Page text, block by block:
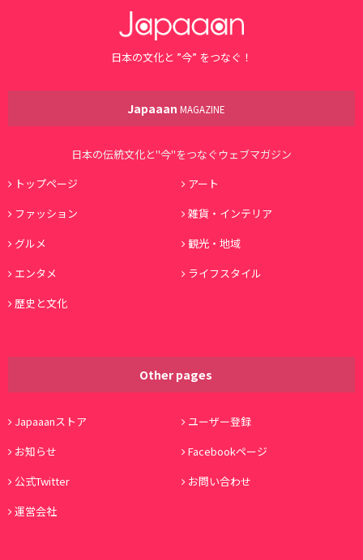
日本の文化と ”今” をつなぐ！
Japaaan MAGAZINE
日本の伝統文化と"今"をつなぐウェブマガジン
トップページ
アート
ファッション
雑貨・インテリア
グルメ
観光・地域
エンタメ
ライフスタイル
歴史と文化
Other pages
Japaaanストア
ユーザー登録
お知らせ
Facebookページ
公式Twitter
お問い合わせ
運営会社